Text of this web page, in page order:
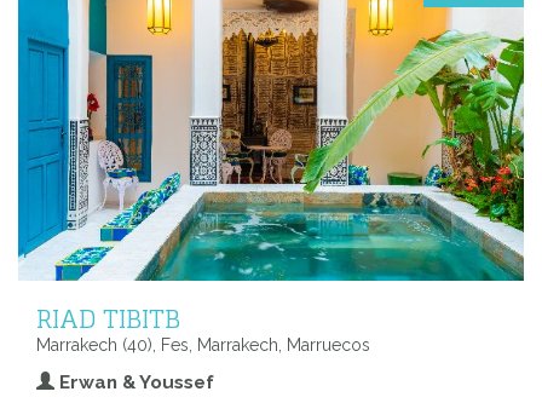
RIAD TIBITB
Marrakech (40), Fes, Marrakech, Marruecos
Erwan & Youssef